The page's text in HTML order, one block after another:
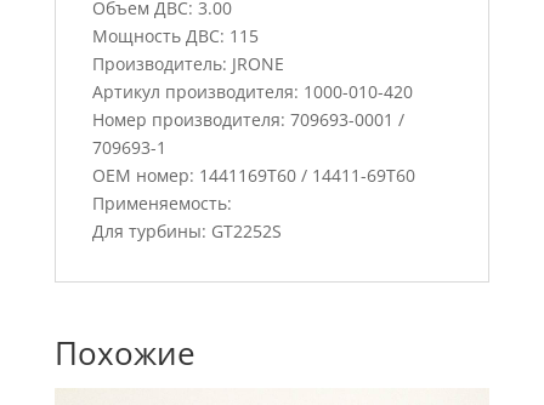
Объем ДВС: 3.00
Мощность ДВС: 115
Производитель: JRONE
Артикул производителя: 1000-010-420
Номер производителя: 709693-0001 /
709693-1
ОЕМ номер: 1441169T60 / 14411-69T60
Применяемость:
Для турбины: GT2252S
Похожие